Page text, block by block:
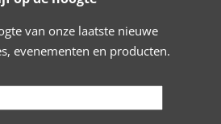
van onze laatste nieuwe
evenementen en producten.